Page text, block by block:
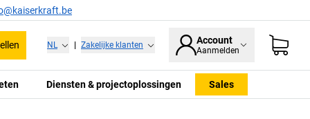
NL Zakelijke klanten Account
Aanmelden
Diensten & projectoplossingen Sales